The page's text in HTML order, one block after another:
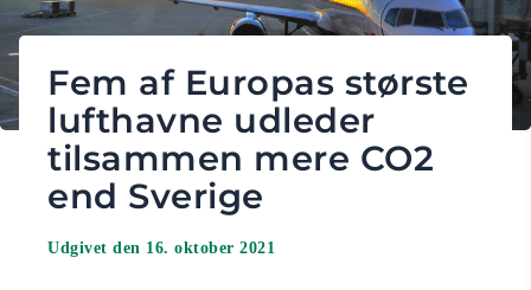
Fem af Europas største
lufthavne udleder
tilsammen mere CO2
end Sverige
Udgivet den 16. oktober 2021